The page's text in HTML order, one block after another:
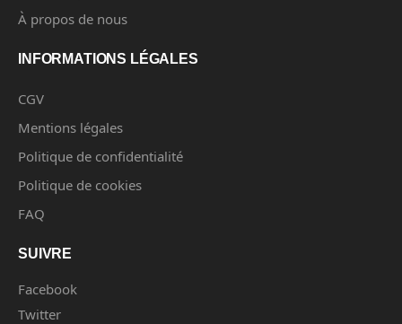
À propos de nous
INFORMATIONS LÉGALES
CGV
Mentions légales
Politique de confidentialité
Politique de cookies
FAQ
SUIVRE
Facebook
Twitter